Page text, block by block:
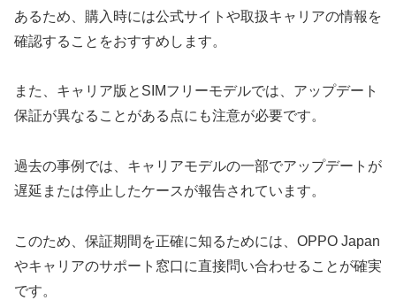
あるため、購入時には公式サイトや取扱キャリアの情報を
確認することをおすすめします。
また、キャリア版とSIMフリーモデルでは、アップデート
保証が異なることがある点にも注意が必要です。
過去の事例では、キャリアモデルの一部でアップデートが
遅延または停止したケースが報告されています。
このため、保証期間を正確に知るためには、OPPO Japan
やキャリアのサポート窓口に直接問い合わせることが確実
です。